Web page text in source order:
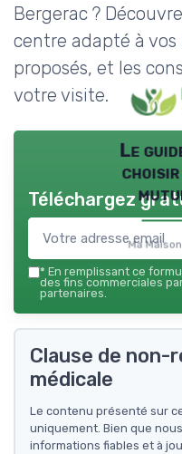
Bergerac ?
centre adapté à vos
proposés, et les
votre visite.
Le
Ma
Téléchargez
* En remplissant ce
des fins commerciales
partenaires.
Clause de non-
médicale
Le contenu présenté sur
uniquement. Bien que
informations fiables et à